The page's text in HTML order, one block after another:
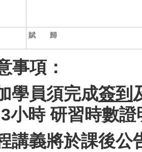
賦 歸
事項：
學員須完成簽到
3小時 研習時數證
講義將於課後公